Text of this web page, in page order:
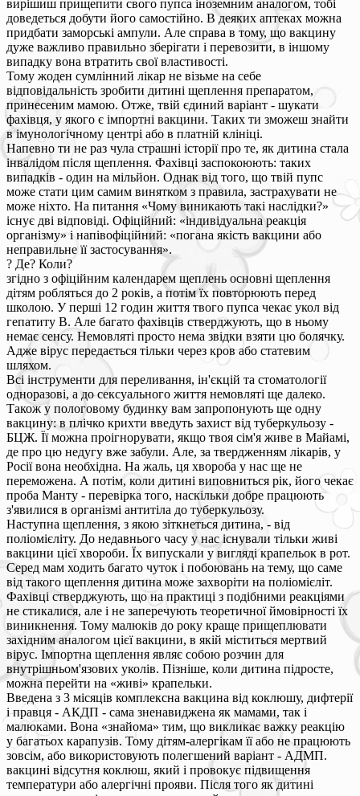
вирішиш прищепити свого пупса іноземним аналогом, тобі
доведеться добути його самостійно. В деяких аптеках можна
придбати заморські ампули. Але справа в тому, що вакцину
дуже важливо правильно зберігати і перевозити, в іншому
випадку вона втратить свої властивості.
Тому жоден сумлінний лікар не візьме на себе
відповідальність зробити дитині щеплення препаратом,
принесеним мамою. Отже, твій єдиний варіант - шукати
фахівця, у якого є імпортні вакцини. Таких ти зможеш знайти
в імунологічному центрі або в платній клініці.
Напевно ти не раз чула страшні історії про те, як дитина стала
інвалідом після щеплення. Фахівці заспокоюють: таких
випадків - один на мільйон. Однак від того, що твій пупс
може стати цим самим винятком з правила, застрахувати не
може ніхто. На питання «Чому виникають такі наслідки?»
існує дві відповіді. Офіційний: «індивідуальна реакція
організму» і напівофіційний: «погана якість вакцини або
неправильне її застосування».
? Де? Коли?
згідно з офіційним календарем щеплень основні щеплення
дітям робляться до 2 років, а потім їх повторюють перед
школою. У перші 12 годин життя твого пупса чекає укол від
гепатиту В. Але багато фахівців стверджують, що в ньому
немає сенсу. Немовляті просто нема звідки взяти цю болячку.
Адже вірус передається тільки через кров або статевим
шляхом.
Всі інструменти для переливання, ін'єкцій та стоматології
одноразові, а до сексуального життя немовляті ще далеко.
Також у пологовому будинку вам запропонують ще одну
вакцину: в плічко крихти введуть захист від туберкульозу -
БЦЖ. Її можна проігнорувати, якщо твоя сім'я живе в Майамі,
де про цю недугу вже забули. Але, за твердженням лікарів, у
Росії вона необхідна. На жаль, ця хвороба у нас ще не
переможена. А потім, коли дитині виповниться рік, його чекає
проба Манту - перевірка того, наскільки добре працюють
з'явилися в організмі антитіла до туберкульозу.
Наступна щеплення, з якою зіткнеться дитина, - від
поліомієліту. До недавнього часу у нас існували тільки живі
вакцини цієї хвороби. Їх випускали у вигляді крапельок в рот.
Серед мам ходить багато чуток і побоювань на тему, що саме
від такого щеплення дитина може захворіти на поліомієліт.
Фахівці стверджують, що на практиці з подібними реакціями
не стикалися, але і не заперечують теоретичної ймовірності їх
виникнення. Тому малюків до року краще прищеплювати
західним аналогом цієї вакцини, в якій міститься мертвий
вірус. Імпортна щеплення являє собою розчин для
внутрішньом'язових уколів. Пізніше, коли дитина підросте,
можна перейти на «живі» крапельки.
Введена з 3 місяців комплексна вакцина від коклюшу, дифтерії
і правця - АКДП - сама зненавиджена як мамами, так і
малюками. Вона «знайома» тим, що викликає важку реакцію
у багатьох карапузів. Тому дітям-алергікам її або не працюють
зовсім, або використовують полегшений варіант - АДМП.
вакцині відсутня коклюш, який і провокує підвищення
температури або алергічні прояви. Після того як дитині